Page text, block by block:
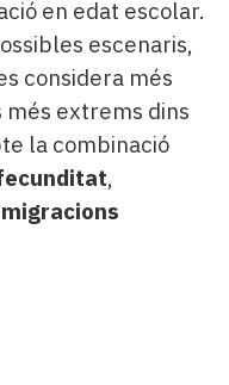
en edat escolar.
escenaris,
considera més
extrems dins
la combinació
,
migracions